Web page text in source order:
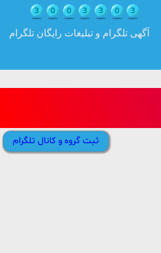
آگهی تلگرام و تبلیغات رایگان تلگرام
ثبت گروه و کانال تلگرام